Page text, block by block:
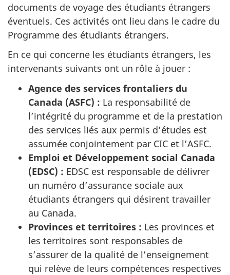
documents de voyage des étudiants étrangers
éventuels. Ces activités ont lieu dans le cadre du
Programme des étudiants étrangers.
En ce qui concerne les étudiants étrangers, les
intervenants suivants ont un rôle à jouer :
Agence des services frontaliers du
Canada (ASFC) : La responsabilité de
l’intégrité du programme et de la prestation
des services liés aux permis d’études est
assumée conjointement par CIC et l’ASFC.
Emploi et Développement social Canada
(EDSC) : EDSC est responsable de délivrer
un numéro d’assurance sociale aux
étudiants étrangers qui désirent travailler
au Canada.
Provinces et territoires : Les provinces et
les territoires sont responsables de
s’assurer de la qualité de l’enseignement
qui relève de leurs compétences respectives